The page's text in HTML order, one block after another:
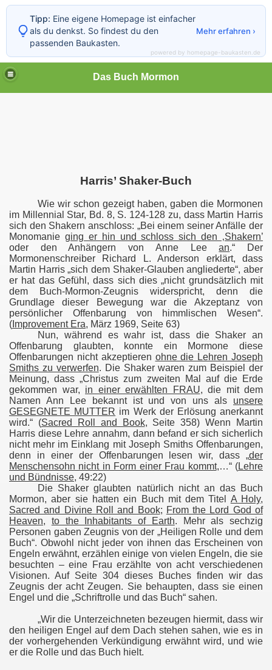
Das Buch Mormon
Harris’ Shaker-Buch
Wie wir schon gezeigt haben, gaben die Mormonen
im Millennial Star, Bd. 8, S. 124-128 zu, dass Martin Harris
sich den Shakern anschloss: „Bei einem seiner Anfälle der
Monomanie ging er hin und schloss sich den ‚Shakern’
oder den Anhängern von Anne Leean.“ Der
Mormonenschreiber Richard L. Anderson erklärt, dass
Martin Harris „sich dem Shaker-Glauben angliederte“, aber
er hat das Gefühl, dass sich dies „nicht grundsätzlich mit
dem Buch-Mormon-Zeugnis widerspricht, denn die
Grundlage dieser Bewegung war die Akzeptanz von
persönlicher Offenbarung von himmlischen Wesen“.
( Improvement Era, März 1969, Seite 63)
Nun, während es wahr ist, dass die Shaker an
Offenbarung glaubten, konnte ein Mormone diese
Offenbarungen nicht akzeptieren ohne die Lehren Joseph
Smiths zu verwerfen. Die Shaker waren zum Beispiel der
Meinung, dass „Christus zum zweiten Mal auf die Erde
gekommen war, in einer erwählten FRAU, die mit dem
Namen Ann Lee bekannt ist und von uns als unsere
GESEGNETE MUTTER im Werk der Erlösung anerkannt
wird.“ (Sacred Roll and Book, Seite 358) Wenn Martin
Harris diese Lehre annahm, dann befand er sich sicherlich
nicht mehr im Einklang mit Joseph Smiths Offenbarungen,
denn in einer der Offenbarungen lesen wir, dass „der
Menschensohn nicht in Form einer Frau kommt,…“ (Lehre
und Bündnisse, 49:22)
Die Shaker glaubten natürlich nicht an das Buch
Mormon, aber sie hatten ein Buch mit dem Titel A Holy,
Sacred and Divine Roll and Book; From the Lord God of
Heaven, to the Inhabitants of Earth. Mehr als sechzig
Personen gaben Zeugnis von der „Heiligen Rolle und dem
Buch“. Obwohl nicht jeder von ihnen das Erscheinen von
Engeln erwähnt, erzählen einige von vielen Engeln, die sie
besuchten – eine Frau erzählte von acht verschiedenen
Visionen. Auf Seite 304 dieses Buches finden wir das
Zeugnis der acht Zeugen. Sie behaupten, dass sie einen
Engel und die „Schriftrolle und das Buch“ sahen.
„Wir die Unterzeichneten bezeugen hiermit, dass wir
den heiligen Engel auf dem Dach stehen sahen, wie es in
der vorhergehenden Verkündigung erwähnt wird, und wie
er die Rolle und das Buch hielt.
Tipp: Eine eigene Homepage ist einfacher
als du denkst. So findest du den
passenden Baukasten.
Mehr erfahren ›
powered by homepage-baukasten.de